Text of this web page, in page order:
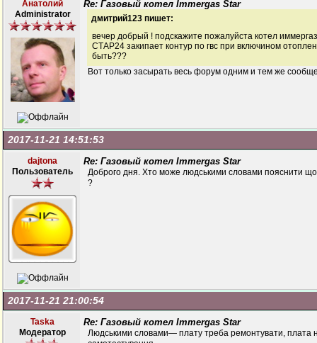
Анатолий
Administrator
Re: Газовый котел Immergas Star
дмитрий123 пишет:
вечер добрый ! подскажите пожалуйста котел
СТАР24 закипает контур по гвс при включином
быть???
Вот только засырать весь форум одним и тем же
2017-11-21 14:51:53
dajtona
Пользователь
Re: Газовый котел Immergas Star
Доброго дня. Хто може людськими словами пояснити
?
2017-11-21 21:00:54
Taska
Модератор
Re: Газовый котел Immergas Star
Людськими словами— плату треба ремонтувати, плата